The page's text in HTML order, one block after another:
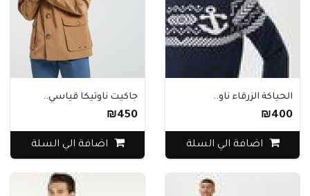
الحياكة الزرقاء ناو..
₪400
اضافة الي السلة
جاكيت ناوتيكا قياسي..
₪450
اضافة الي السلة